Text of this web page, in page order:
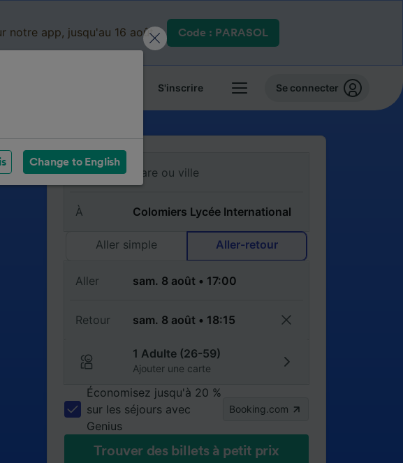
notre app, jusqu'au 16 août. Code : PARASOL
S'inscrire Se connecter
De
À
Aller simple Aller-retour
Aller
Retour
1 Adulte (26-59)
Ajouter une carte
Économisez jusqu'à 20 %
sur les séjours avec
Genius
Booking.com
Trouver des billets à petit prix
Change to English